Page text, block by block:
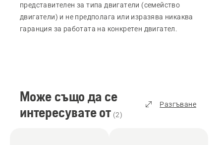
представителен за типа двигатели (семейство
двигатели) и не предполага или изразява никаква
гаранция за работата на конкретен двигател.
Може също да се
интересувате от (2)
Разгъване